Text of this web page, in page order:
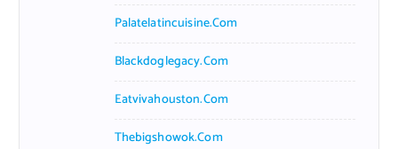
Palatelatincuisine.com
Blackdoglegacy.com
Eatvivahouston.com
Thebigshowok.com